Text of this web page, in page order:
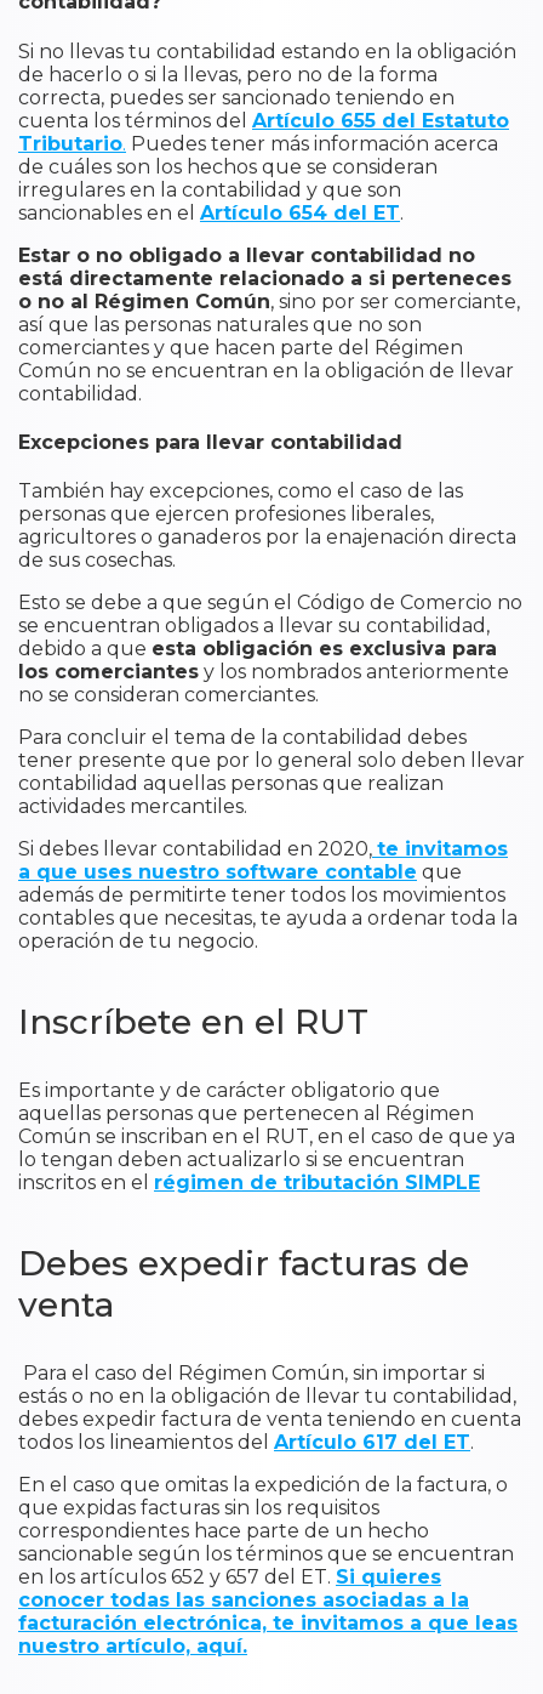
Si no llevas tu contabilidad estando en la obligación
de hacerlo o si la llevas, pero no de la forma
correcta, puedes ser sancionado teniendo en
cuenta los términos del Artículo 655 del Estatuto
Tributario. Puedes tener más información acerca
de cuáles son los hechos que se consideran
irregulares en la contabilidad y que son
sancionables en el Artículo 654 del ET.
Estar o no obligado a llevar contabilidad no
está directamente relacionado a si perteneces
o no al Régimen Común, sino por ser comerciante,
así que las personas naturales que no son
comerciantes y que hacen parte del Régimen
Común no se encuentran en la obligación de llevar
contabilidad.
​Excepciones para llevar contabilidad
También hay excepciones, como el caso de las
personas que ejercen profesiones liberales,
agricultores o ganaderos por la enajenación directa
de sus cosechas.
Esto se debe a que según el Código de Comercio no
se encuentran obligados a llevar su contabilidad,
debido a que esta obligación es exclusiva para
los comerciantes y los nombrados anteriormente
no se consideran comerciantes.
Para concluir el tema de la contabilidad debes
tener presente que por lo general solo deben llevar
contabilidad aquellas personas que realizan
actividades mercantiles.
Si debes llevar contabilidad en 2020, te invitamos
a que uses nuestro software contable que
además de permitirte tener todos los movimientos
contables que necesitas, te ayuda a ordenar toda la
operación de tu negocio.
Inscríbete en el RUT
Es importante y de carácter obligatorio que
aquellas personas que pertenecen al Régimen
Común se inscriban en el RUT, en el caso de que ya
lo tengan deben actualizarlo si se encuentran
inscritos en el régimen de tributación SIMPLE
Debes expedir facturas de
venta
Para el caso del Régimen Común, sin importar si
estás o no en la obligación de llevar tu contabilidad,
debes expedir factura de venta teniendo en cuenta
todos los lineamientos del Artículo 617 del ET.
En el caso que omitas la expedición de la factura, o
que expidas facturas sin los requisitos
correspondientes hace parte de un hecho
sancionable según los términos que se encuentran
en los artículos 652 y 657 del ET. Si quieres
conocer todas las sanciones asociadas a la
facturación electrónica, te invitamos a que leas
nuestro artículo, aquí.